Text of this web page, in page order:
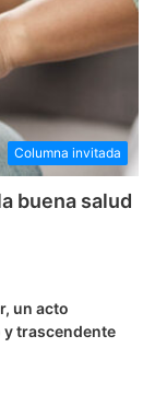
Columna invitada
buena salud
un acto
trascendente